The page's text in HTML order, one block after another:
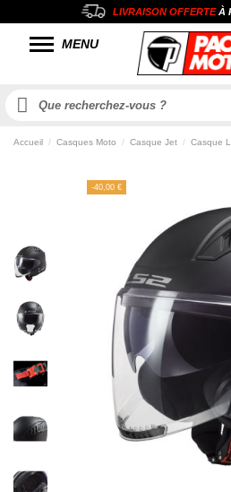
LIVRAISON OFFERTEÀ
MENU
Accueil Casques Moto Casque Jet Casque
-40,00 €